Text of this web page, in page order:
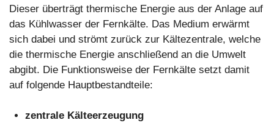
Dieser überträgt thermische Energie aus der Anlage auf
das Kühlwasser der Fernkälte. Das Medium erwärmt
sich dabei und strömt zurück zur Kältezentrale, welche
die thermische Energie anschließend an die Umwelt
abgibt. Die Funktionsweise der Fernkälte setzt damit
auf folgende Hauptbestandteile:
zentrale Kälteerzeugung